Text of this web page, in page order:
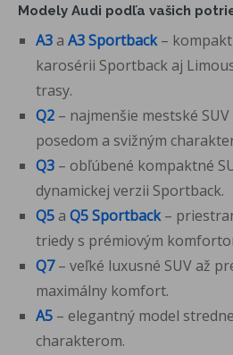
Modely Audi podľa vašich
A3 a A3 Sportback–
karosérii Sportback aj
trasy.
Q2 – najmenšie mestské
posedom a svižným
Q3 – obľúbené kompaktné
dynamickej verzii Sportback.
Q5 a Q5 Sportback–
triedy s prémiovým
Q7– veľké luxusné SUV až
maximálny komfort.
A5 – elegantný model
charakterom.